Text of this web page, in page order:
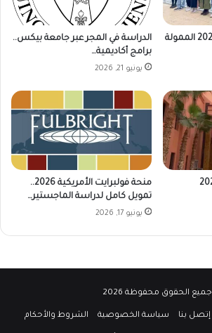
منحة جامعة أكسفورد 2027 الممولة
الدراسة في المجر عبر جامعة بيكس..
برامج أكاديمية…
يونيو 21, 2026
منحة فولبرايت الأمريكية 2026..
تمويل كامل لدراسة الماجستير…
يونيو 17, 2026
جميع الحقوق محفوظة 2026
إتصل بنا سياسة الخصوصية الشروط والأحكام